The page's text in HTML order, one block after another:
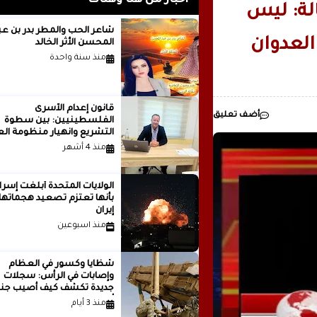
للذكاء
..بقلم ..مصطفى عبدالملك
ليس
أضف تعليق
شاعر الحب والمطر بدر
المحسن الأثر الخالد
منذ سنة واحدة
قانون إعدام الأسرى
الفلسطينيين: بين سطوة
التشريع وانهيار منظومة
الدولية...بقلم الدكتور وسيم
منذ 4 أشهر
الولايات المتحدة أبلغت
بأنها تعتزم تصعيد
إيران
منذ اسبوعين
شظايا وكسور في العظام
وإصابات في الرأس: سجلات
جديدة تكشف كيف أصيب
أمريكيون في الحرب الإيرانية
منذ 3 أيام